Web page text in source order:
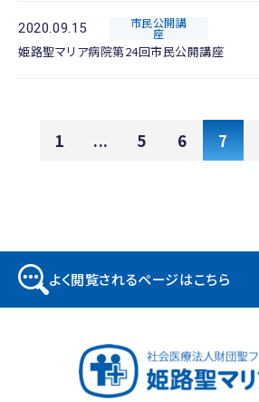
2020.09.15 市民公開講
座
姫路聖マリア病院第24回市民公開講座
1 ... 5 6 7
よく閲覧されるページはこちら